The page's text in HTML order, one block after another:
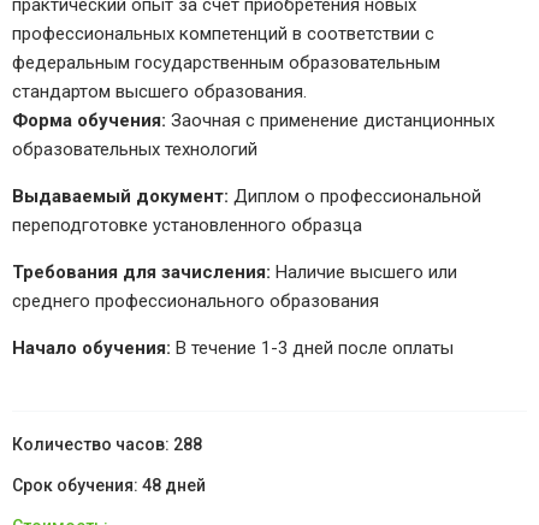
практический опыт за счет приобретения новых
профессиональных компетенций в соответствии с
федеральным государственным образовательным
стандартом высшего образования.
Форма обучения: Заочная с применение дистанционных
образовательных технологий
Выдаваемый документ: Диплом о профессиональной
переподготовке установленного образца
Требования для зачисления: Наличие высшего или
среднего профессионального образования
Начало обучения: В течение 1-3 дней после оплаты
288
48 дней